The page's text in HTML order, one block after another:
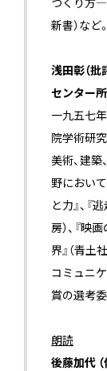
新書）など。
浅田彰（
センター所
一九五七
院学術研
美術、建築
野におい
と力』、『
房）、『映
界』（青土
コミュニ
賞の選考
朗読
後藤加代 （